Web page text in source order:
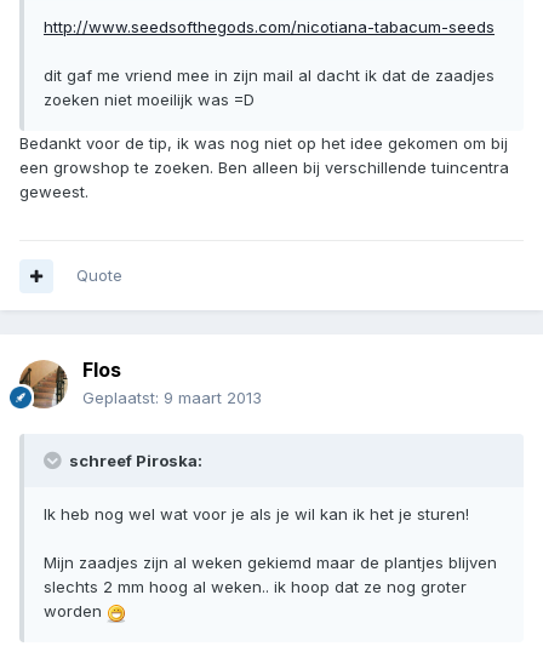
http://www.seedsofthegods.com/nicotiana-tabacum-seeds
dit gaf me vriend mee in zijn mail al dacht ik dat de zaadjes
zoeken niet moeilijk was =D
Bedankt voor de tip, ik was nog niet op het idee gekomen om bij
een growshop te zoeken. Ben alleen bij verschillende tuincentra
geweest.
Quote
Flos
Geplaatst: 9 maart 2013
schreef Piroska:
Ik heb nog wel wat voor je als je wil kan ik het je sturen!
Mijn zaadjes zijn al weken gekiemd maar de plantjes blijven
slechts 2 mm hoog al weken.. ik hoop dat ze nog groter
worden